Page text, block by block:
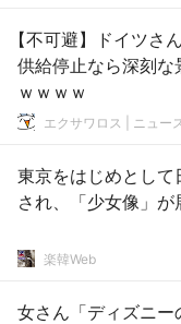
【不可避】ドイツさ
供給停止なら深刻な
ｗｗｗｗ
エクサワロス | ニュー
東京をはじめとし
され、「少女像」が
楽韓Web
女さん「ディズニー